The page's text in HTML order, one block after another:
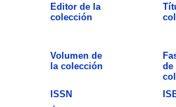
Editor de la
colección
Volumen de
la colección
de
ISSN